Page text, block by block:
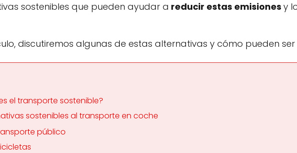
sostenibles que pueden ayudar a reducir estas emisiones y
discutiremos algunas de estas alternativas y cómo pueden
el transporte sostenible?
sostenibles al transporte en coche
público